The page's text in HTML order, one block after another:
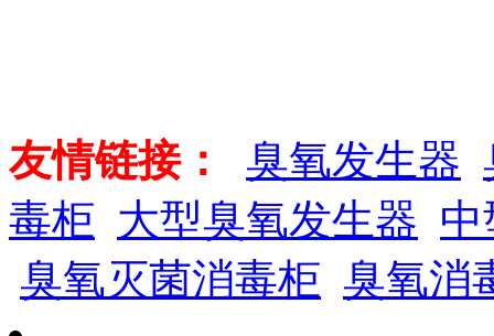
友情链接： 臭氧发生器
毒柜 大型臭氧发生器
臭氧灭菌消毒柜 臭氧消